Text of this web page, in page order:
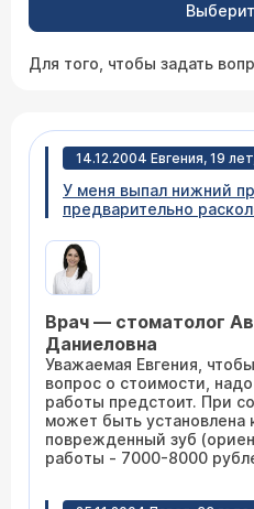
Для того, чтобы задать
14.12.2004 Евгения, 19
У меня выпал нижний
предварительно
остался корень.
сколько будет стоить
из десны и сколько
Врач — стоматолог
Даниеловна
Уважаемая Евгения,
вопрос о стоимости,
работы предстоит. При
может быть установлена
поврежденный зуб
работы - 7000-8000